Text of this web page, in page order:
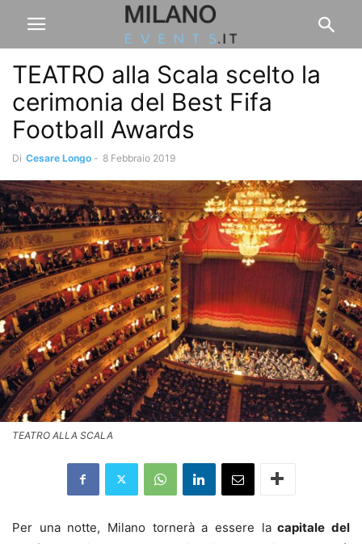
TEATRO alla Scala scelto la
cerimonia del Best Fifa
Football Awards
Di Cesare Longo - 8 Febbraio 2019
TEATRO ALLA SCALA
Per una notte, Milano tornerà a essere lacapitale del